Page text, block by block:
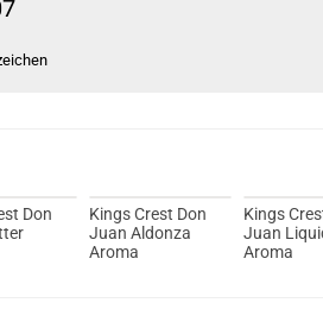
Don
Kings Crest Don
Juan Aldonza
Aroma
Kings
Juan
Aroma